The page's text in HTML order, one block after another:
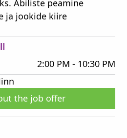
Abiliste peamine
ja jookide kiire
2:00 PM - 10:30 PM
the job offer